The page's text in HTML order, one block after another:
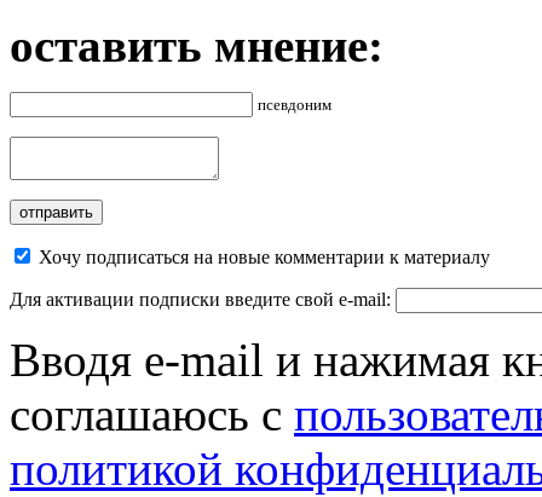
оставить мнение:
псевдоним
Хочу подписаться на новые комментарии к материалу
Для активации подписки введите свой e-mail:
Вводя e-mail и нажимая
соглашаюсь с
политикой